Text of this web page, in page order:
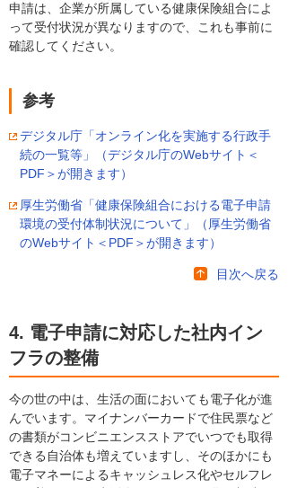
申請は、企業が所属している健康保険組合によ
って受付状況が異なりますので、これも事前に
確認してください。
参考
デジタル庁「オンライン化を実施する行政手
続の一覧等」（デジタル庁のWebサイト＜
PDF＞が開きます）
厚生労働省「健康保険組合における電子申請
環境の受付体制状況について」（厚生労働省
のWebサイト＜PDF＞が開きます）
目次へ戻る
4. 電子申請に対応した社内イン
フラの整備
今の世の中は、生活の面においても電子化が進
んでいます。マイナンバーカードで住民票など
の書類がコンビニエンスストアでいつでも取得
できる自治体も増えていますし、そのほかにも
電子マネーによるキャッシュレス化やセルフレ